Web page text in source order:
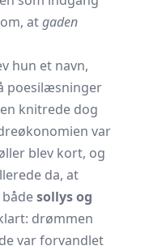
atgaden
hun et navn,
poesilæsninger
knitrede dog
var
blev kort, og
da, at
sollys og
drømmen
var forvandlet